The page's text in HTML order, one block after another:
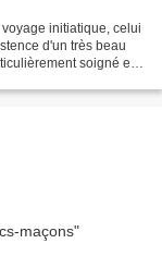
initiatique, celui
d'un très beau
soigné et